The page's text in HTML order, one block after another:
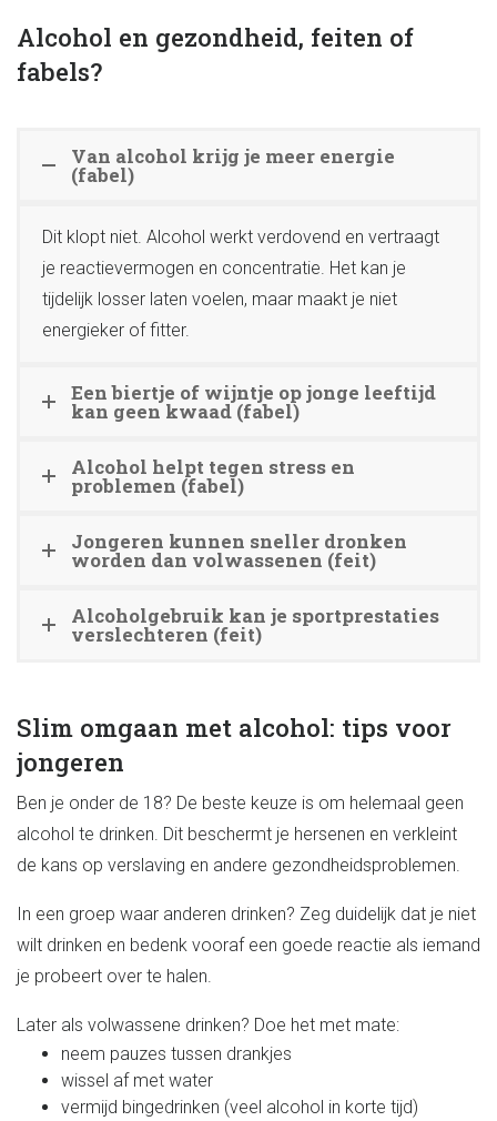
Alcohol en gezondheid, feiten of
fabels?
Van alcohol krijg je meer energie
(fabel)
Dit klopt niet. Alcohol werkt verdovend en vertraagt
je reactievermogen en concentratie. Het kan je
tijdelijk losser laten voelen, maar maakt je niet
energieker of fitter.
Een biertje of wijntje op jonge leeftijd
kan geen kwaad (fabel)
Alcohol helpt tegen stress en
problemen (fabel)
Jongeren kunnen sneller dronken
worden dan volwassenen (feit)
Alcoholgebruik kan je sportprestaties
verslechteren (feit)
Slim omgaan met alcohol: tips voor
jongeren
Ben je onder de 18? De beste keuze is om helemaal geen
alcohol te drinken. Dit beschermt je hersenen en verkleint
de kans op verslaving en andere gezondheidsproblemen.
In een groep waar anderen drinken? Zeg duidelijk dat je niet
wilt drinken en bedenk vooraf een goede reactie als iemand
je probeert over te halen.
Later als volwassene drinken? Doe het met mate:
neem pauzes tussen drankjes
wissel af met water
vermijd bingedrinken (veel alcohol in korte tijd)